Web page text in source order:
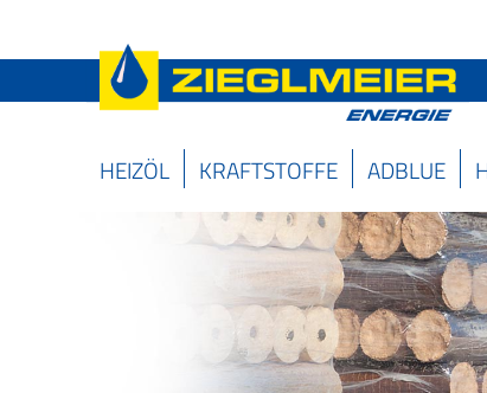
HEIZÖL KRAFTSTOFFE ADBLUE